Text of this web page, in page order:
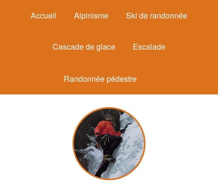
Accueil Alpinisme Ski de randonnée
Cascade de glace Escalade
Randonnée pédestre